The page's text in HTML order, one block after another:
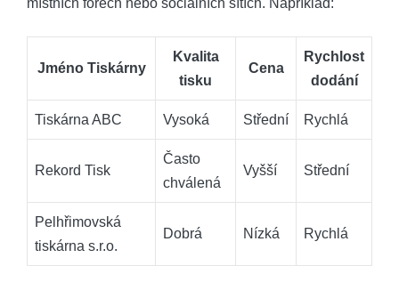
místních fórech nebo sociálních sítích. Například:
Jméno Tiskárny
Kvalita
tisku
Cena
Rychlost
dodání
Tiskárna ABC Vysoká Střední Rychlá
Rekord‍ Tisk
Často‍
chválená
Vyšší Střední
Pelhřimovská
tiskárna s.r.o.
Dobrá Nízká Rychlá